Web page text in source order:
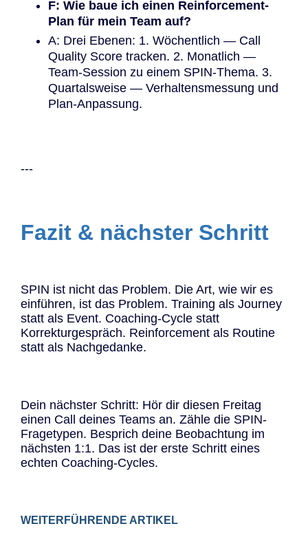
F: Wie baue ich einen Reinforcement-
Plan für mein Team auf?
A: Drei Ebenen: 1. Wöchentlich — Call
Quality Score tracken. 2. Monatlich —
Team-Session zu einem SPIN-Thema. 3.
Quartalsweise — Verhaltensmessung und
Plan-Anpassung.
---
Fazit & nächster Schritt
SPIN ist nicht das Problem. Die Art, wie wir es
einführen, ist das Problem. Training als Journey
statt als Event. Coaching-Cycle statt
Korrekturgespräch. Reinforcement als Routine
statt als Nachgedanke.
Dein nächster Schritt: Hör dir diesen Freitag
einen Call deines Teams an. Zähle die SPIN-
Fragetypen. Besprich deine Beobachtung im
nächsten 1:1. Das ist der erste Schritt eines
echten Coaching-Cycles.
WEITERFÜHRENDE ARTIKEL